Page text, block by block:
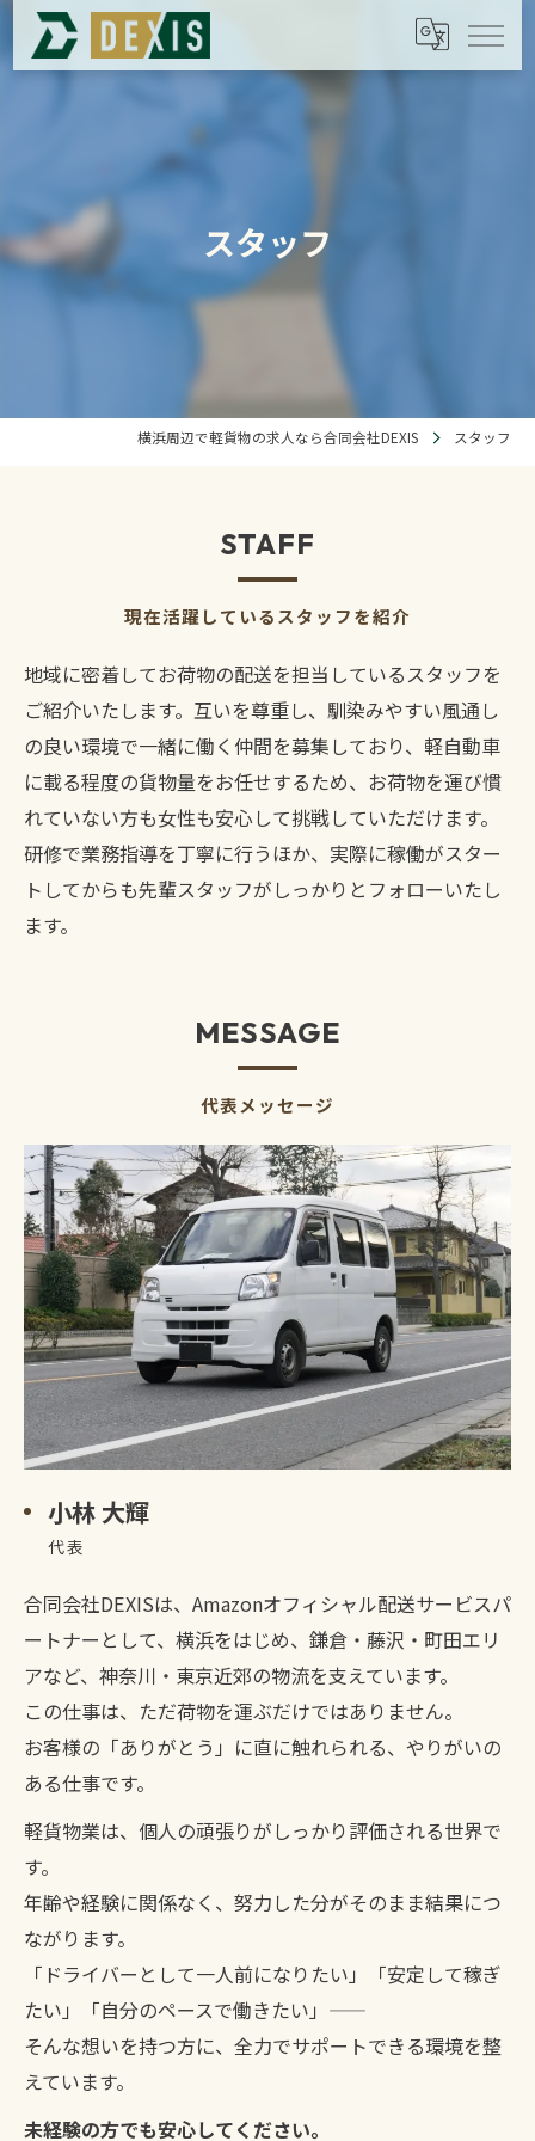
スタッフ
横浜周辺で軽貨物の求人なら合同会社DEXIS スタッフ
現在活躍しているスタッフを紹介
STAFF
地域に密着してお荷物の配送を担当しているスタッフを
ご紹介いたします。互いを尊重し、馴染みやすい風通し
の良い環境で一緒に働く仲間を募集しており、軽自動車
に載る程度の貨物量をお任せするため、お荷物を運び慣
れていない方も女性も安心して挑戦していただけます。
研修で業務指導を丁寧に行うほか、実際に稼働がスター
トしてからも先輩スタッフがしっかりとフォローいたし
ます。
代表メッセージ
MESSAGE
小林 大輝
代表
合同会社DEXISは、Amazonオフィシャル配送サービスパ
ートナーとして、横浜をはじめ、鎌倉・藤沢・町田エリ
アなど、神奈川・東京近郊の物流を支えています。
この仕事は、ただ荷物を運ぶだけではありません。
お客様の「ありがとう」に直に触れられる、やりがいの
ある仕事です。
軽貨物業は、個人の頑張りがしっかり評価される世界で
す。
年齢や経験に関係なく、努力した分がそのまま結果につ
ながります。
「ドライバーとして一人前になりたい」「安定して稼ぎ
たい」「自分のペースで働きたい」――
そんな想いを持つ方に、全力でサポートできる環境を整
えています。
未経験の方でも安心してください。